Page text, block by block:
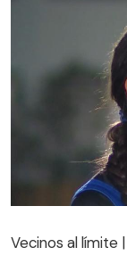
Vecinos al límite